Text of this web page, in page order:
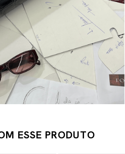
ESSE PRODUTO